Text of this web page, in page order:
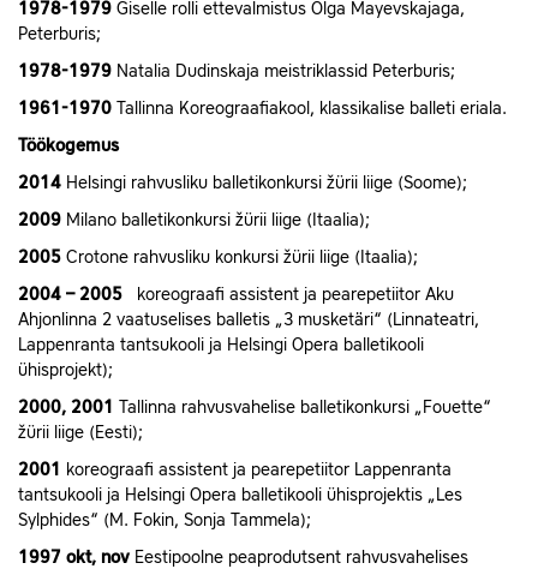
1978-1979 Giselle rolli ettevalmistus Olga Mayevskajaga,
Peterburis;
1978-1979 Natalia Dudinskaja meistriklassid Peterburis;
1961-1970 Tallinna Koreograafiakool, klassikalise balleti eriala.
Töökogemus
2014 Helsingi rahvusliku balletikonkursi žürii liige (Soome);
2009 Milano balletikonkursi žürii liige (Itaalia);
2005 Crotone rahvusliku konkursi žürii liige (Itaalia);
2004 – 2005 koreograafi assistent ja pearepetiitor Aku
Ahjonlinna 2 vaatuselises balletis „3 musketäri“ (Linnateatri,
Lappenranta tantsukooli ja Helsingi Opera balletikooli
ühisprojekt);
2000, 2001
Tallinna rahvusvahelise balletikonkursi „Fouette“
žürii liige (Eesti);
2001
koreograafi assistent ja pearepetiitor Lappenranta
tantsukooli ja Helsingi Opera balletikooli ühisprojektis „Les
Sylphides“ (M. Fokin, Sonja Tammela);
1997 okt, nov Eestipoolne peaprodutsent rahvusvahelises